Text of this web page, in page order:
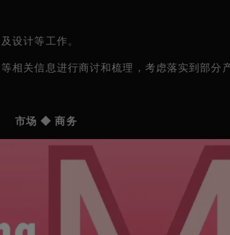
设计等工作。
相关信息进行商讨和梳理，考虑落实到部分
市场 ◆ 商务